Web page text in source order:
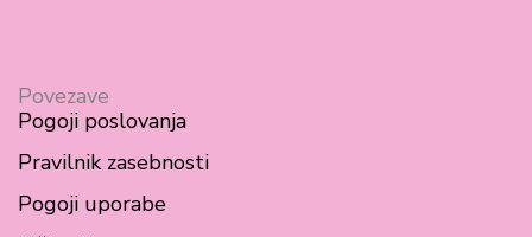
c
e
b
o
s
t
a
g
Povezave
Pogoji poslovanja
Pravilnik zasebnosti
Pogoji uporabe